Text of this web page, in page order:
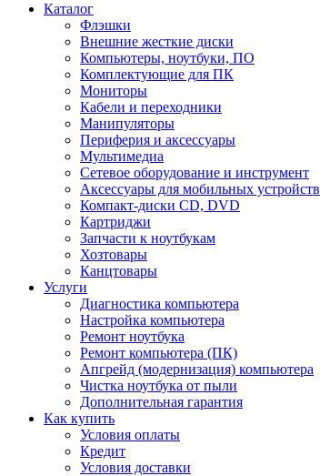
Каталог
Флэшки
Внешние жесткие диски
Компьютеры, ноутбуки, ПО
Комплектующие для ПК
Мониторы
Кабели и переходники
Манипуляторы
Периферия и аксессуары
Мультимедиа
Сетевое оборудование и инструмент
Аксессуары для мобильных устройств
Компакт-диски CD, DVD
Картриджи
Запчасти к ноутбукам
Хозтовары
Канцтовары
Услуги
Диагностика компьютера
Настройка компьютера
Ремонт ноутбука
Ремонт компьютера (ПК)
Апгрейд (модернизация) компьютера
Чистка ноутбука от пыли
Дополнительная гарантия
Как купить
Условия оплаты
Кредит
Условия доставки